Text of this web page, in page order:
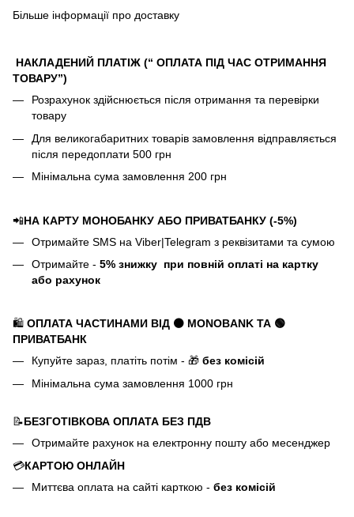
Більше інформації про доставку
НАКЛАДЕНИЙ ПЛАТІЖ (“ ОПЛАТА ПІД ЧАС ОТРИМАННЯ
ТОВАРУ”)
Розрахунок здійснюється після отримання та перевірки
товару
Для великогабаритних товарів замовлення відправляється
після передоплати 500 грн
Мінімальна сума замовлення 200 грн
📲НА КАРТУ МОНОБАНКУ АБО ПРИВАТБАНКУ (-5%)
Отримайте SMS на Viber|Telegram з реквізитами та сумою
Отримайте - 5% знижку при повній оплаті на картку
або рахунок
🛍️ ОПЛАТА ЧАСТИНАМИ ВІД ⚫ MONOBANK ТА 🟢
ПРИВАТБАНК
Купуйте зараз, платіть потім - 🎁 без комісій
Мінімальна сума замовлення 1000 грн
📝БЕЗГОТІВКОВА ОПЛАТА БЕЗ ПДВ
Отримайте рахунок на електронну пошту або месенджер
💳КАРТОЮ ОНЛАЙН
Миттєва оплата на сайті карткою - без комісій